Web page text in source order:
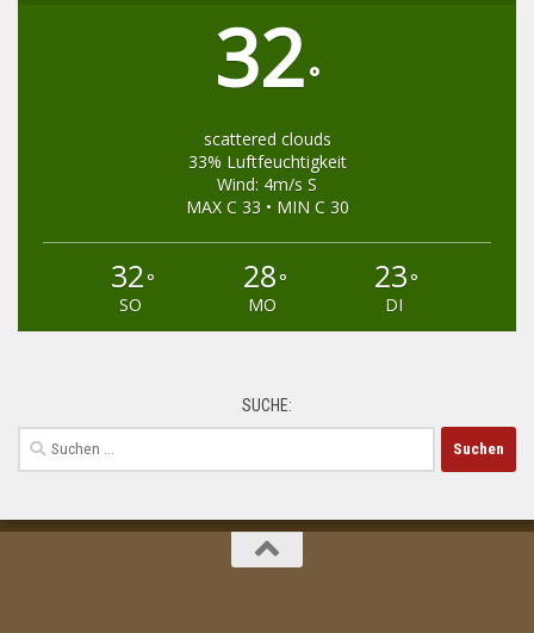
32°
scattered clouds
33% Luftfeuchtigkeit
Wind: 4m/s S
MAX C 33 • MIN C 30
32°
SO
28°
MO
23°
DI
SUCHE:
Suchen
nach: